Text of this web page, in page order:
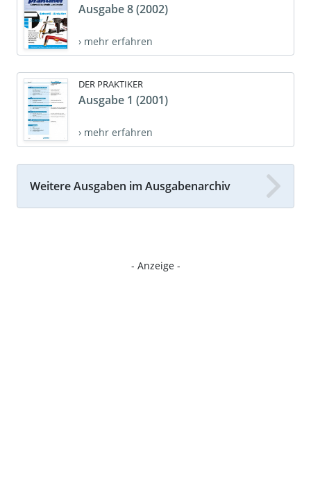
Ausgabe 8 (2002)
› mehr erfahren
DER PRAKTIKER
Ausgabe 1 (2001)
› mehr erfahren
Weitere Ausgaben im Ausgabenarchiv
- Anzeige -